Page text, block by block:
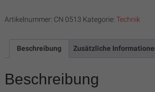
/
Camaro-
Artikelnummer: CN 0513 Kategorie: Technik
Beschreibung Zusätzliche
Beschreibung